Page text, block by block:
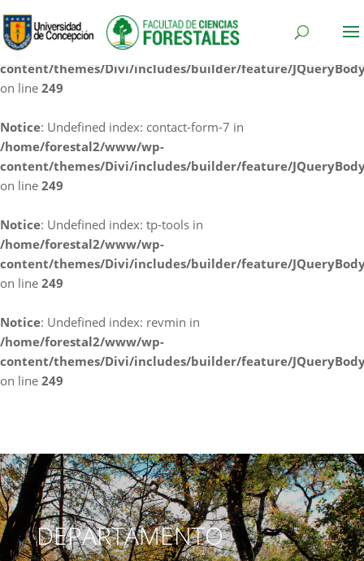
Notice: Undefined index: cf7rl-redirect_method in
/home/forestal2/www/wp-
content/themes/Divi/includes/builder/feature/
on line 249
Notice: Undefined index: contact-form-7 in
/home/forestal2/www/wp-
content/themes/Divi/includes/builder/feature/
on line 249
Notice: Undefined index: tp-tools in
/home/forestal2/www/wp-
content/themes/Divi/includes/builder/feature/
on line 249
Notice: Undefined index: revmin in
/home/forestal2/www/wp-
content/themes/Divi/includes/builder/feature/
on line 249
DEPARTAMENTO